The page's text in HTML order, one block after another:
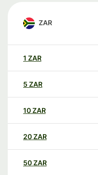
ZAR
1 ZAR
5 ZAR
10ZAR
20ZAR
50ZAR